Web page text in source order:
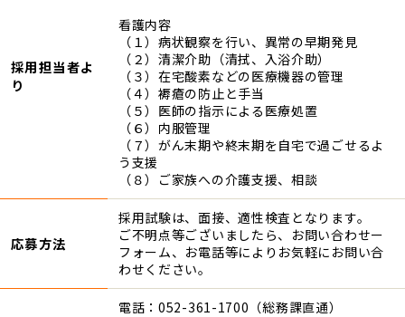
採用担当者よ
り
看護内容
（１）病状観察を行い、異常の早期発見
（２）清潔介助（清拭、入浴介助）
（３）在宅酸素などの医療機器の管理
（４）褥瘡の防止と手当
（５）医師の指示による医療処置
（６）内服管理
（７）がん末期や終末期を自宅で過ごせるよ
う支援
（８）ご家族への介護支援、相談
応募方法
採用試験は、面接、適性検査となります。
ご不明点等ございましたら、お問い合わせー
フォーム、お電話等によりお気軽にお問い合
わせください。
電話：052-361-1700（総務課直通）